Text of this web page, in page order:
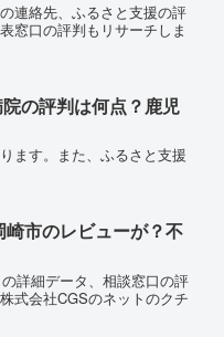
連絡先、ふるさと支援の評
窓口の評判もリサーチしま
の評判は何点？鹿児
ます。また、ふるさと支援
市のレビューが？不
詳細データ、相談窓口の評
式会社CGSのネットのクチ